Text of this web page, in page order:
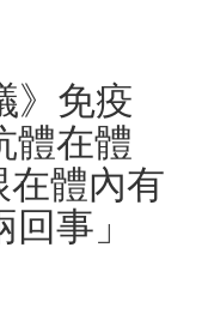
》免疫
體在體
體內有
事」